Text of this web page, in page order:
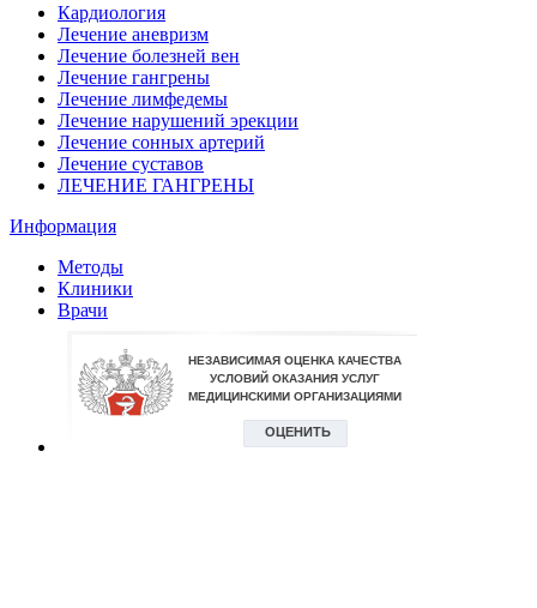
Кардиология
Лечение аневризм
Лечение болезней вен
Лечение гангрены
Лечение лимфедемы
Лечение нарушений эрекции
Лечение сонных артерий
Лечение суставов
ЛЕЧЕНИЕ ГАНГРЕНЫ
Информация
Методы
Клиники
Врачи